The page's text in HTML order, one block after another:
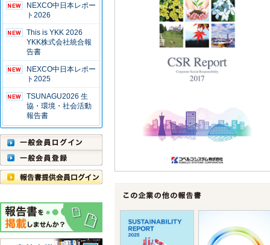
NEXCO中日本レポー
ト2026
This is YKK 2026
YKK株式会社統合報
告書
NEXCO中日本レポー
ト2025
TSUNAGU2026 生
協・環境・社会活動
報告書